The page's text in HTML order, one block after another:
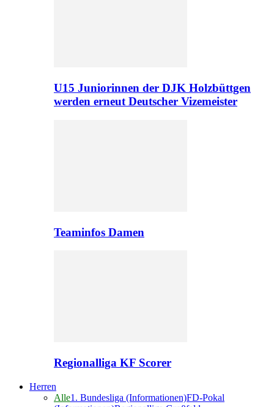
U15 Juniorinnen der DJK Holzbüttgen
werden erneut Deutscher Vizemeister
Teaminfos Damen
Regionalliga KF Scorer
Herren
Alle1. Bundesliga (Informationen)FD-Pokal